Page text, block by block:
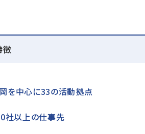
徴
を中心に33の活動拠点
社以上の仕事先